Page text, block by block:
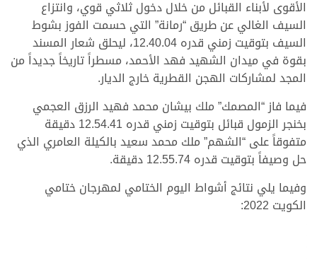
الأقوى لأبناء القبائل من خلال دخول ثلاثي قوي، وانتزاع
السيف الغالي عن طريق “رمانة” التي حسمت الفوز بشوط
السيف بتوقيت زمني قدره 12.40.04، ليحلق شعار المسند
بقوة في ميدان الشهيد فهد الأحمد، مسطراً تاريخاً جديداً من
المجد لمشاركات الهجن القطرية خارج الديار.
فيما فاز “المصمك” ملك بيشان محمد فهيد الرزق العجمي
بخنجر الزمول قبائل بتوقيت زمني قدره 12.54.41 دقيقة
متفوقاً على “الشهم” ملك محمد سعيد بالكيلة العامري الذي
حل وصيفاً بتوقيت قدره 12.55.74 دقيقة.
وفيما يلي نتائج أشواط اليوم الختامي لمهرجان ختامي
الكويت 2022: